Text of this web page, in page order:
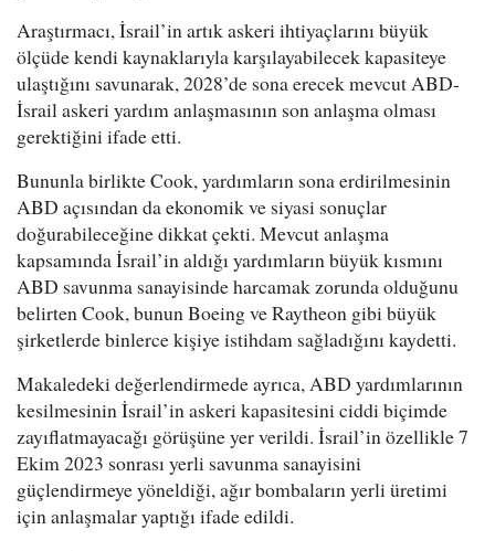
Araştırmacı, İsrail’in artık askeri ihtiyaçlarını büyük
ölçüde kendi kaynaklarıyla karşılayabilecek kapasiteye
ulaştığını savunarak, 2028’de sona erecek mevcut ABD-
İsrail askeri yardım anlaşmasının son anlaşma olması
gerektiğini ifade etti.
Bununla birlikte Cook, yardımların sona erdirilmesinin
ABD açısından da ekonomik ve siyasi sonuçlar
doğurabileceğine dikkat çekti. Mevcut anlaşma
kapsamında İsrail’in aldığı yardımların büyük kısmını
ABD savunma sanayisinde harcamak zorunda olduğunu
belirten Cook, bunun Boeing ve Raytheon gibi büyük
şirketlerde binlerce kişiye istihdam sağladığını kaydetti.
Makaledeki değerlendirmede ayrıca, ABD yardımlarının
kesilmesinin İsrail’in askeri kapasitesini ciddi biçimde
zayıflatmayacağı görüşüne yer verildi. İsrail’in özellikle 7
Ekim 2023 sonrası yerli savunma sanayisini
güçlendirmeye yöneldiği, ağır bombaların yerli üretimi
için anlaşmalar yaptığı ifade edildi.